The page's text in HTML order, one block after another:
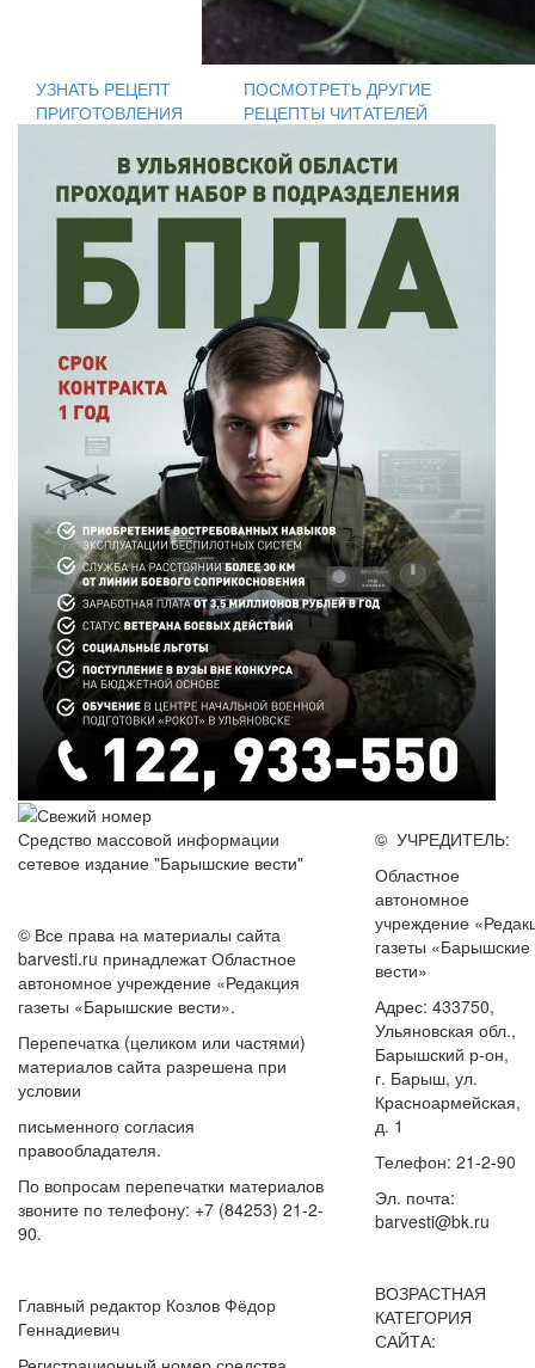
УЗНАТЬ РЕЦЕПТ
ПРИГОТОВЛЕНИЯ
ПОСМОТРЕТЬ ДРУГИЕ
РЕЦЕПТЫ ЧИТАТЕЛЕЙ
Средство массовой информации
сетевое издание "Барышские вести"
© Все права на материалы сайта
barvesti.ru принадлежат Областное
автономное учреждение «Редакция
газеты «Барышские вести».
Перепечатка (целиком или частями)
материалов сайта разрешена при
условии
письменного согласия
правообладателя.
По вопросам перепечатки материалов
звоните по телефону: +7 (84253) 21-2-
90.
Главный редактор Козлов Фёдор
Геннадиевич
© УЧРЕДИТЕЛЬ:
Областное
автономное
учреждение
газеты «Барышские
вести»
Адрес: 433750,
Ульяновская обл.,
Барышский р-он,
г. Барыш, ул.
Красноармейская,
д. 1
Телефон: 21-2-90
Эл. почта:
barvesti@bk.ru
ВОЗРАСТНАЯ
КАТЕГОРИЯ
САЙТА: